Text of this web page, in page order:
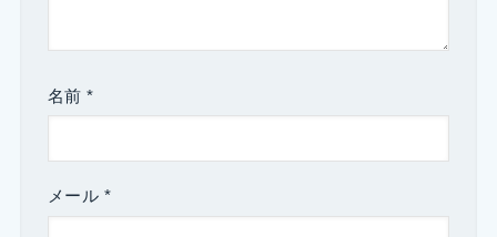
名前*
メール *